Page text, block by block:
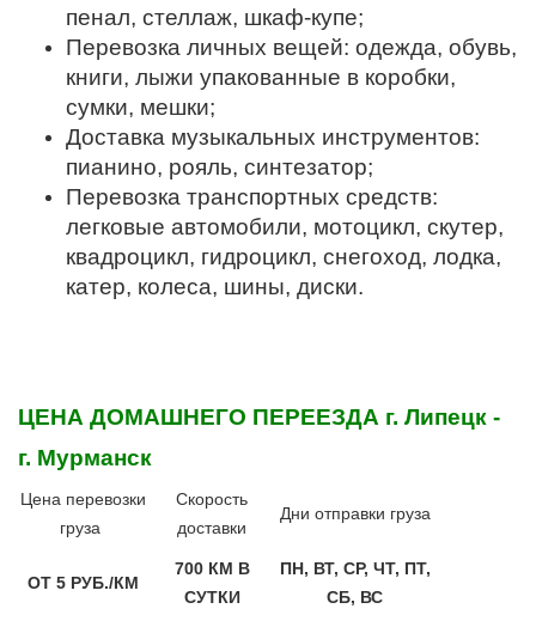
пенал, стеллаж, шкаф-купе;
Перевозка личных вещей: одежда, обувь,
книги, лыжи упакованные в коробки,
сумки, мешки;
Доставка музыкальных инструментов:
пианино, рояль, синтезатор;
Перевозка транспортных средств:
легковые автомобили, мотоцикл, скутер,
квадроцикл, гидроцикл, снегоход, лодка,
катер, колеса, шины, диски.
ЦЕНА ДОМАШНЕГО ПЕРЕЕЗДА г. Липецк -
г. Мурманск
Цена перевозки
груза
Скорость
доставки
Дни отправки груза
ОТ 5 РУБ./КМ
700 КМ В
СУТКИ
ПН, ВТ, СР, ЧТ, ПТ,
СБ, ВС